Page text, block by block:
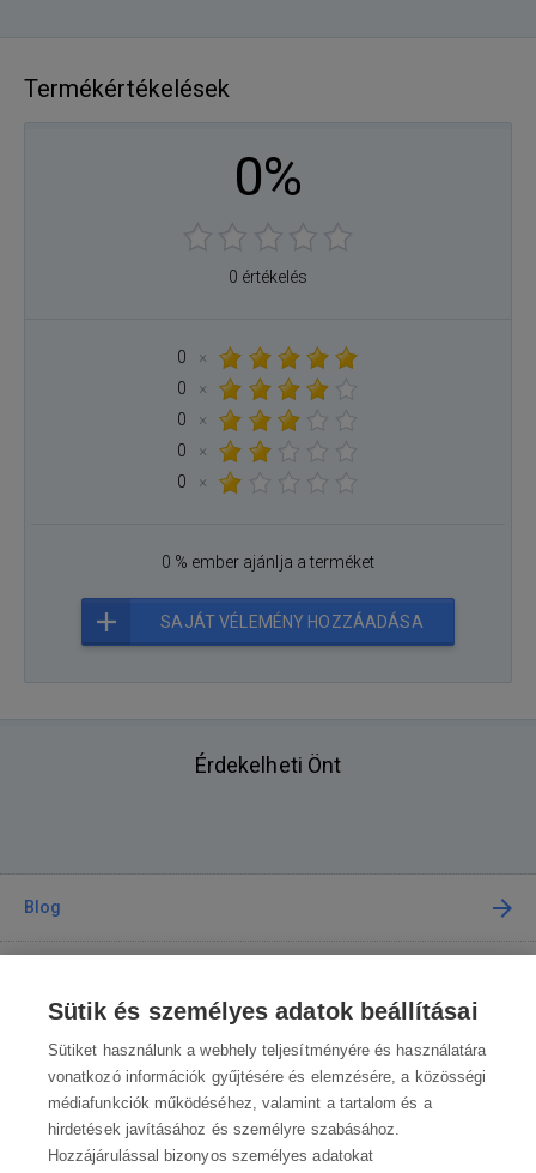
Termékértékelések
0%
0 értékelés
0
×
0
×
0
×
0
×
0
×
0 % ember ajánlja a terméket
SAJÁT VÉLEMÉNY HOZZÁADÁSA
Érdekelheti Önt
Blog
A vásárlásról
Kapcsolat
Sütik és személyes adatok beállításai
Sütiket használunk a webhely teljesítményére és használatára
vonatkozó információk gyűjtésére és elemzésére, a közösségi
médiafunkciók működéséhez, valamint a tartalom és a
hirdetések javításához és személyre szabásához.
Hozzájárulással bizonyos személyes adatokat